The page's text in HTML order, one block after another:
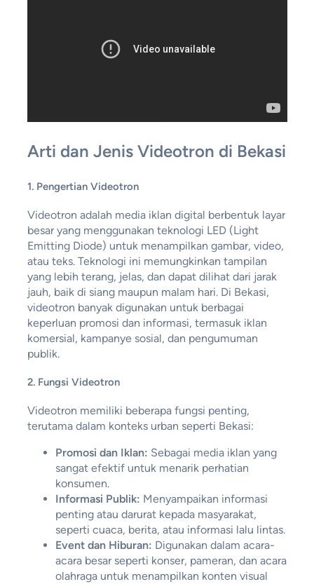
Arti dan Jenis Videotron di Bekasi
1. Pengertian Videotron
Videotron adalah media iklan digital berbentuk layar
besar yang menggunakan teknologi LED (Light
Emitting Diode) untuk menampilkan gambar, video,
atau teks. Teknologi ini memungkinkan tampilan
yang lebih terang, jelas, dan dapat dilihat dari jarak
jauh, baik di siang maupun malam hari. Di Bekasi,
videotron banyak digunakan untuk berbagai
keperluan promosi dan informasi, termasuk iklan
komersial, kampanye sosial, dan pengumuman
publik.
2. Fungsi Videotron
Videotron memiliki beberapa fungsi penting,
terutama dalam konteks urban seperti Bekasi:
Promosi dan Iklan: Sebagai media iklan yang
sangat efektif untuk menarik perhatian
konsumen.
Informasi Publik: Menyampaikan informasi
penting atau darurat kepada masyarakat,
seperti cuaca, berita, atau informasi lalu lintas.
Event dan Hiburan: Digunakan dalam acara-
acara besar seperti konser, pameran, dan acara
olahraga untuk menampilkan konten visual